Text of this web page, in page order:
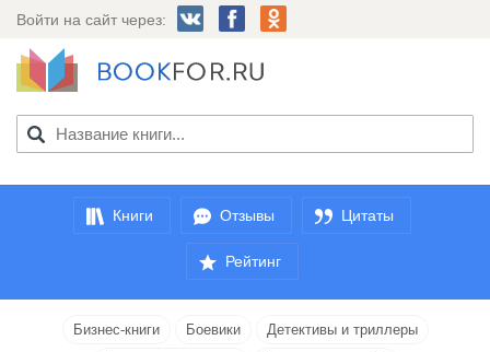
Войти на сайт через:
Книги Отзывы Цитаты
Рейтинг
Бизнес-книги Боевики
Детективы и триллеры